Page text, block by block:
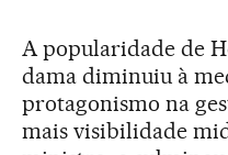
A popularidade de
dama diminuiu à
protagonismo na
mais visibilidade